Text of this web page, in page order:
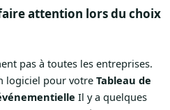
attention lors du choix
pas à toutes les entreprises.
logiciel pour votre Tableau de
Il y a quelques